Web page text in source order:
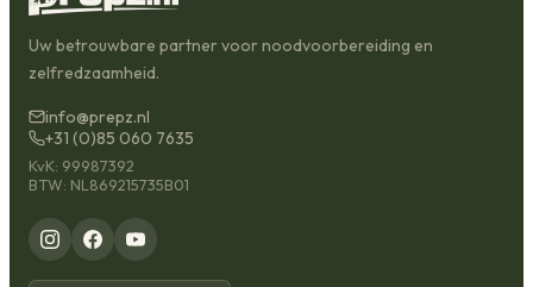
Uw betrouwbare partner voor noodvoorbereiding en
zelfredzaamheid.
info@prepz.nl
+31 (0)85 060 7635
KvK: 99987392
BTW: NL869215735B01